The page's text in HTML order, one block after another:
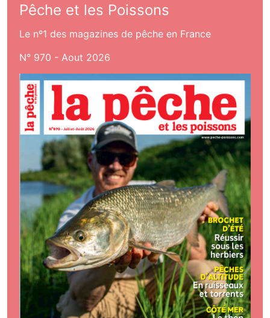
Pêche et les Poissons
Le nº1 des magazines de pêche en France
N° 970 - Aout 2026